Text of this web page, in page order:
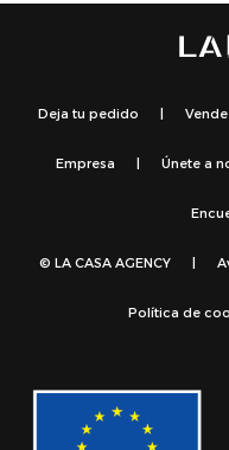
Deja tu pedido |
Empresa | Únete a
© LA CASA AGENCY |
Política de